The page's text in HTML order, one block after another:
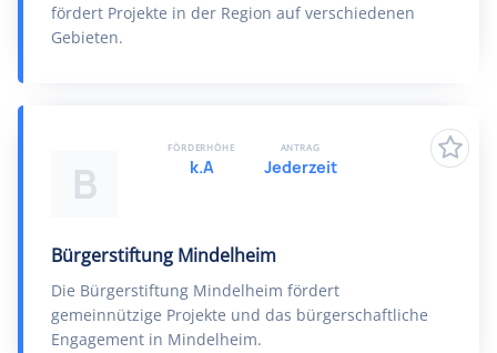
fördert Projekte in der Region auf verschiedenen
Gebieten.
B
Bürgerstiftung Mindelheim
Die Bürgerstiftung Mindelheim fördert
gemeinnützige Projekte und das bürgerschaftliche
Engagement in Mindelheim.
FÖRDERHÖHE
k.A
ANTRAG
Jederzeit